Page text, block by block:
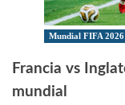
Mundial FIFA 2026
Francia vs
mundial